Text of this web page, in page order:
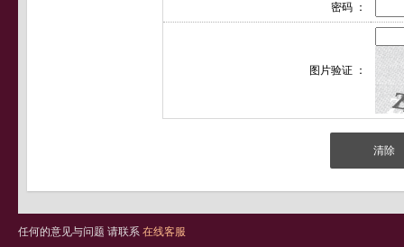
密码 ：
图片验证 ：
任何的意见与问题 请联系 在线客服